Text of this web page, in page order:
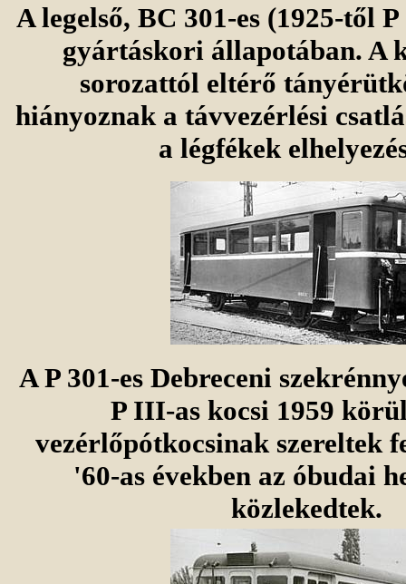
A legelső, BC 301-es (1925-től
gyártáskori állapotában. A
sorozattól eltérő
hiányoznak a távvezérlési
a légfékek
A P 301-es Debreceni
P III-as kocsi 1959
vezérlőpótkocsinak szereltek
'60-as években az óbudai
közlekedtek.